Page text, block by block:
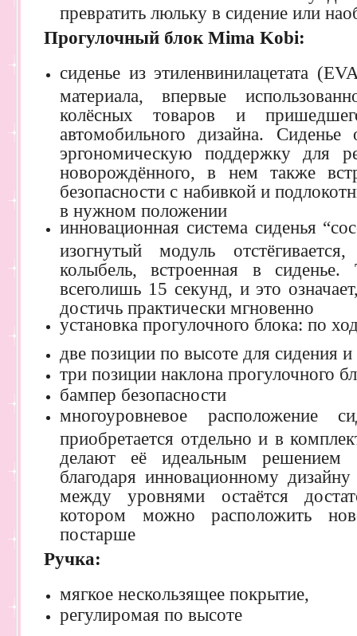
превратить люльку в сидение или
Прогулочный блок Mima Kobi:
сиденье из этиленвинилацетата
материала, впервые
колёсных товаров и
автомобильного дизайна. Сиденье
эргономическую поддержку для
новорождённого, в нем также
безопасности с набивкой и
в нужном положении
инновационная система сиденья
изогнутый модуль
колыбель, встроенная в сиденье.
всеголишь 15 секунд, и это
достичь практически мгновенно
установка прогулочного блока: по
две позиции по высоте для сидения
три позиции наклона прогулочного
бампер безопасности
многоуровневое расположение
приобретается отдельно и в
делают её идеальным
благодаря инновационному
между уровнями остаётся
котором можно расположить
постарше
Ручка:
мягкое нескользящее покрытие,
регулиромая по высоте